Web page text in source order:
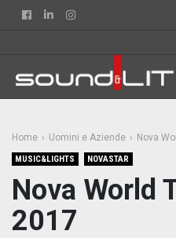
FacebookLinkedin
Home Uomini e Aziende Nova
MUSIC&LIGHTS NOVASTAR
Nova World
2017